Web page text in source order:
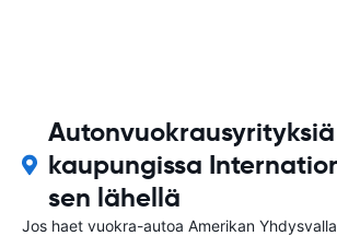
Autonvuokrausyrityksiä
kaupungissa
sen lähellä
Jos haet vuokra-autoa Amerikan